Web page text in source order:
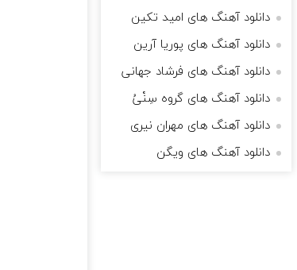
دانلود آهنگ های امید تکین
دانلود آهنگ های پوریا آرین
دانلود آهنگ های فرشاد جهانی
دانلود آهنگ های گروه سِنْیُ
دانلود آهنگ های مهران نیری
دانلود آهنگ های ویگن